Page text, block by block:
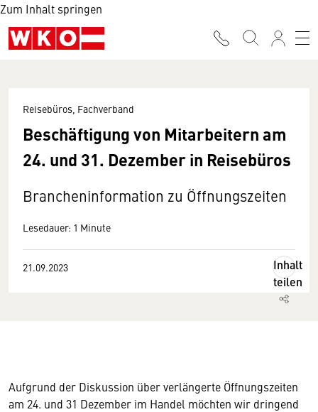
Zum Inhalt springen
Reisebüros, Fachverband
Beschäftigung von Mitarbeitern am
24. und 31. Dezember in Reisebüros
Brancheninformation zu Öffnungszeiten
Lesedauer: 1 Minute
21.09.2023
Inhalt
teilen
Aufgrund der Diskussion über verlängerte Öffnungszeiten
am 24. und 31 Dezember im Handel möchten wir dringend